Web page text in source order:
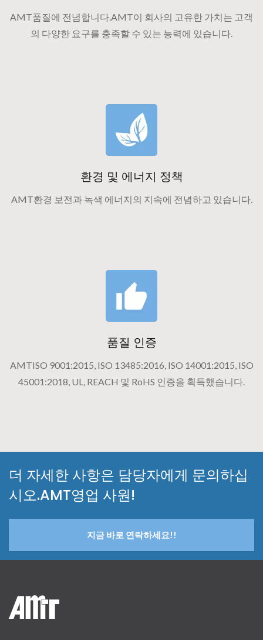
AMT품질에 전념합니다.AMT이 회사의 고유한 가치는 고객
의 다양한 요구를 충족할 수 있는 능력에 있습니다.
환경 및 에너지 정책
AMT환경 보전과 녹색 에너지의 지속에 전념하고 있습니다.
품질 인증
AMTISO 9001:2015, ISO 13485:2016, ISO 14001:2015, ISO
45001:2018, UL, REACH 및 RoHS 인증을 획득했습니다.
더 자세한 사항은 담당자에게 문의하십
시오.AMT영업 사원!
지금 바로 연락하세요!!